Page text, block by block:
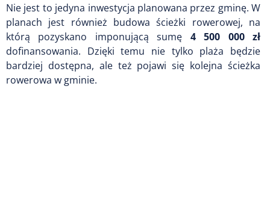
Nie jest to jedyna inwestycja planowana przez gminę. W
planach jest również budowa ścieżki rowerowej, na
którą pozyskano imponującą sumę 4 500 000 zł
dofinansowania. Dzięki temu nie tylko plaża będzie
bardziej dostępna, ale też pojawi się kolejna ścieżka
rowerowa w gminie.